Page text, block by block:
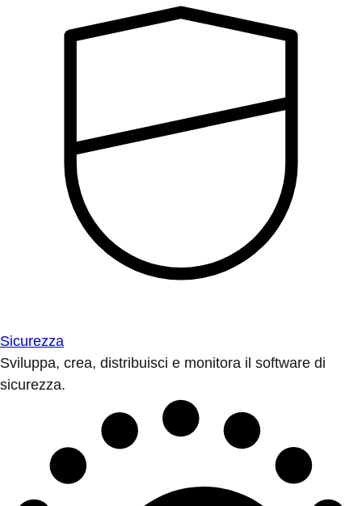
Sicurezza
Sviluppa, crea, distribuisci e monitora il software di
sicurezza.